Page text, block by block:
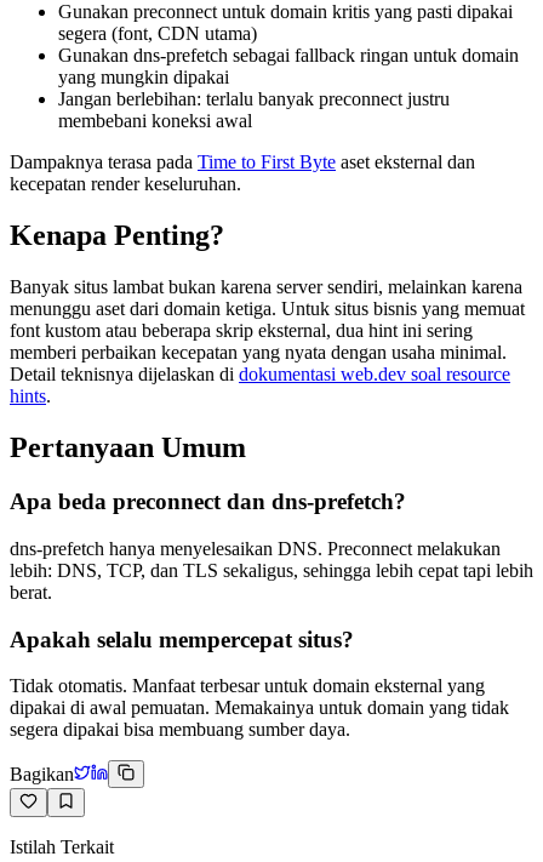
Gunakan preconnect untuk domain kritis yang pasti dipakai
segera (font, CDN utama)
Gunakan dns-prefetch sebagai fallback ringan untuk domain
yang mungkin dipakai
Jangan berlebihan: terlalu banyak preconnect justru
membebani koneksi awal
Dampaknya terasa pada Time to First Byte aset eksternal dan
kecepatan render keseluruhan.
Kenapa Penting?
Banyak situs lambat bukan karena server sendiri, melainkan karena
menunggu aset dari domain ketiga. Untuk situs bisnis yang memuat
font kustom atau beberapa skrip eksternal, dua hint ini sering
memberi perbaikan kecepatan yang nyata dengan usaha minimal.
Detail teknisnya dijelaskan di dokumentasi web.dev soal resource
hints.
Pertanyaan Umum
Apa beda preconnect dan dns-prefetch?
dns-prefetch hanya menyelesaikan DNS. Preconnect melakukan
lebih: DNS, TCP, dan TLS sekaligus, sehingga lebih cepat tapi lebih
berat.
Apakah selalu mempercepat situs?
Tidak otomatis. Manfaat terbesar untuk domain eksternal yang
dipakai di awal pemuatan. Memakainya untuk domain yang tidak
segera dipakai bisa membuang sumber daya.
Bagikan
Istilah Terkait